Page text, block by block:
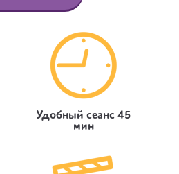
Удобный сеанс 45
мин